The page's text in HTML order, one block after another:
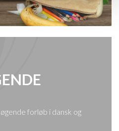
forløb i dansk og